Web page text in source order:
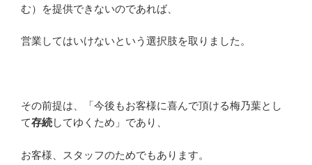
む）を提供できないのであれば、
営業してはいけないという選択肢を取りました。
その前提は、「今後もお客様に喜んで頂ける梅乃葉とし
て存続してゆくため」であり、
お客様、スタッフのためでもあります。